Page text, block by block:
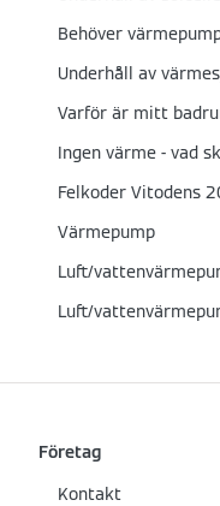
Behöver
Underhåll av
Varför är mitt
Ingen värme - vad
Felkoder Vitodens
Värmepump
Luft/
Luft/
Företag
Kontakt